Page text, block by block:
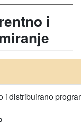
i
i distribuirano